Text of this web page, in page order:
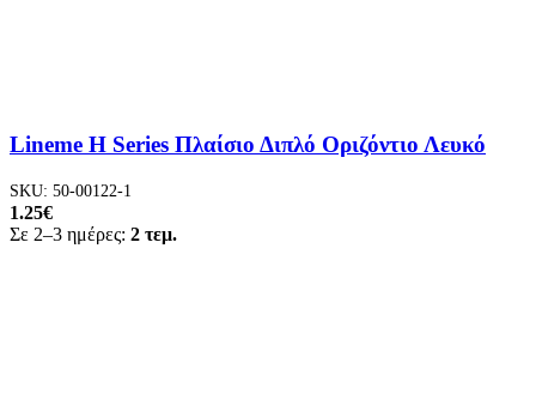
Lineme H Series Πλαίσιο Διπλό Οριζόντιο Λευκό
SKU: 50-00122-1
1.25€
Σε 2–3 ημέρες: 2 τεμ.